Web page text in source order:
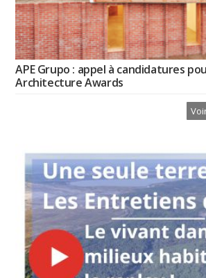
APE Grupo : appel à candidatures
Architecture Awards